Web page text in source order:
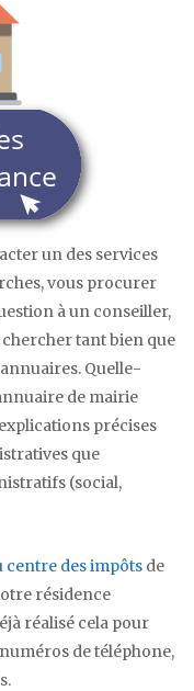
un des services
vous procurer
à un conseiller,
chercher tant bien que
Quelle-
de mairie
précises
que
(social,
centre des impôts de
résidence
réalisé cela pour
de téléphone,